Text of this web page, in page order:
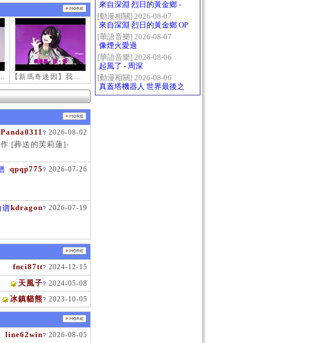
謝你來到這個世界... 【新瑪奇迷因】我更喜歡你
Panda0311 ? 2026-08-02
[葬送的芙莉蓮]-
qpqp775 ? 2026-07-26
kdragon? 2026-07-19
谱
fnci87tt? 2024-12-15
天風子? 2024-05-08
冰鎮貓熊? 2023-10-05
line62win? 2026-08-05
來自深淵 烈日的黃金鄉 -
Gravity
[動漫相關] 2026-08-07
來自深淵 烈日的黃金鄉 OP
- かたち(Katachi)
[華語音樂] 2026-08-07
像煙火愛過
[華語音樂] 2026-08-06
起風了 - 周深
[動漫相關] 2026-08-06
真蓋塔機器人 世界最後之
日OP2 HEATS